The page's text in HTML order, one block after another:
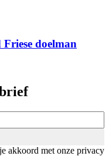
doelman
akkoord met onze privacy